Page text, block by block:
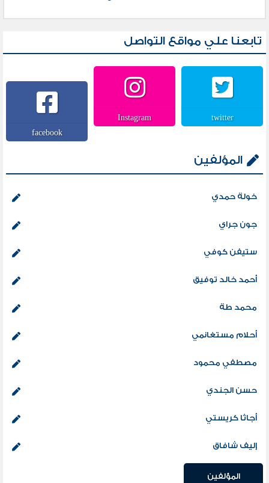
تابعنا علي مواقع التواصل
twitter
Instagram
facebook
المؤلفين
خولة حمدي
جون جراي
ستيفن كوفي
أحمد خالد توفيق
محمد طة
أحلام مستغانمي
مصطفي محمود
حسن الجندي
أجاثا كريستي
إليف شافاق
المؤلفين